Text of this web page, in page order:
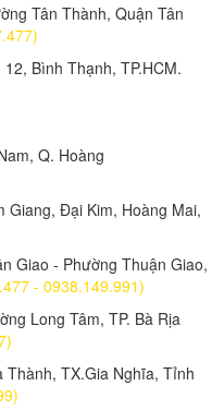
Tân Thành, Quận Tân
Bình Thạnh, TP.HCM.
Q. Hoàng
Giang, Đại Kim, Hoàng Mai,
Giao - Phường Thuận Giao,
- 0938.149.991)
Long Tâm, TP. Bà Rịa
Thành, TX.Gia Nghĩa, Tỉnh